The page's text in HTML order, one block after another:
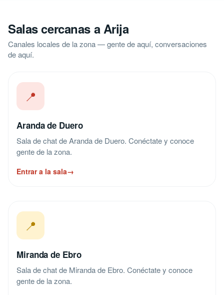
Salas cercanas a Arija
Canales locales de la zona — gente de aquí, conversaciones
de aquí.
📍
Aranda de Duero
Sala de chat de Aranda de Duero. Conéctate y conoce
gente de la zona.
Entrar a la sala→
📍
Miranda de Ebro
Sala de chat de Miranda de Ebro. Conéctate y conoce
gente de la zona.